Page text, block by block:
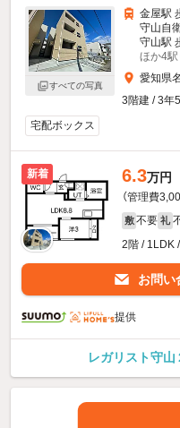
すべての写真
金屋駅
守山自
守山駅
ほか4駅
愛知県
3階建 / 3年
宅配ボックス
新着 6.3万円
（管理費
敷 不要 礼
2階 / 1LDK
お問い
提供
レガリスト守